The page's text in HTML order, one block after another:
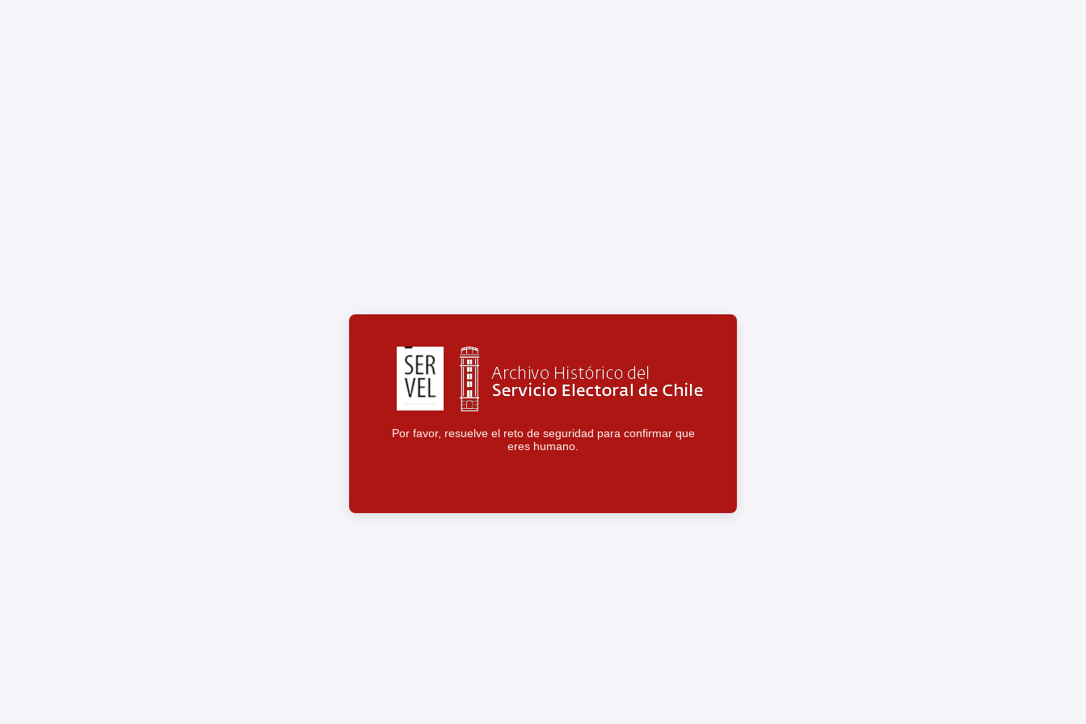
Por favor, resuelve el reto de seguridad para confirmar que
eres humano.